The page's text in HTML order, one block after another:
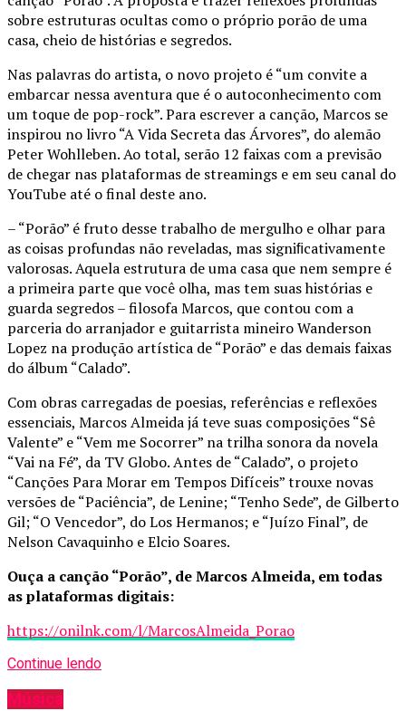
sobre estruturas ocultas como o próprio porão de uma
casa, cheio de histórias e segredos.
Nas palavras do artista, o novo projeto é “um convite a
embarcar nessa aventura que é o autoconhecimento com
um toque de pop-rock”. Para escrever a canção, Marcos se
inspirou no livro “A Vida Secreta das Árvores”, do alemão
Peter Wohlleben. Ao total, serão 12 faixas com a previsão
de chegar nas plataformas de streamings e em seu canal do
YouTube até o final deste ano.
– “Porão” é fruto desse trabalho de mergulho e olhar para
as coisas profundas não reveladas, mas signiﬁcativamente
valorosas. Aquela estrutura de uma casa que nem sempre é
a primeira parte que você olha, mas tem suas histórias e
guarda segredos – filosofa Marcos, que contou com a
parceria do arranjador e guitarrista mineiro Wanderson
Lopez na produção artística de “Porão” e das demais faixas
do álbum “Calado”.
Com obras carregadas de poesias, referências e reflexões
essenciais, Marcos Almeida já teve suas composições “Sê
Valente” e “Vem me Socorrer” na trilha sonora da novela
“Vai na Fé”, da TV Globo. Antes de “Calado”, o projeto
“Canções Para Morar em Tempos Difíceis” trouxe novas
versões de “Paciência”, de Lenine; “Tenho Sede”, de Gilberto
Gil; “O Vencedor”, do Los Hermanos; e “Juízo Final”, de
Nelson Cavaquinho e Elcio Soares.
Ouça a canção “Porão”, de Marcos Almeida, em todas
as plataformas digitais:
https://onilnk.com/l/MarcosAlmeida_Porao
Continue lendo
Música